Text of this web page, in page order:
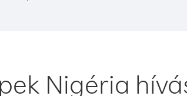
Nigéria